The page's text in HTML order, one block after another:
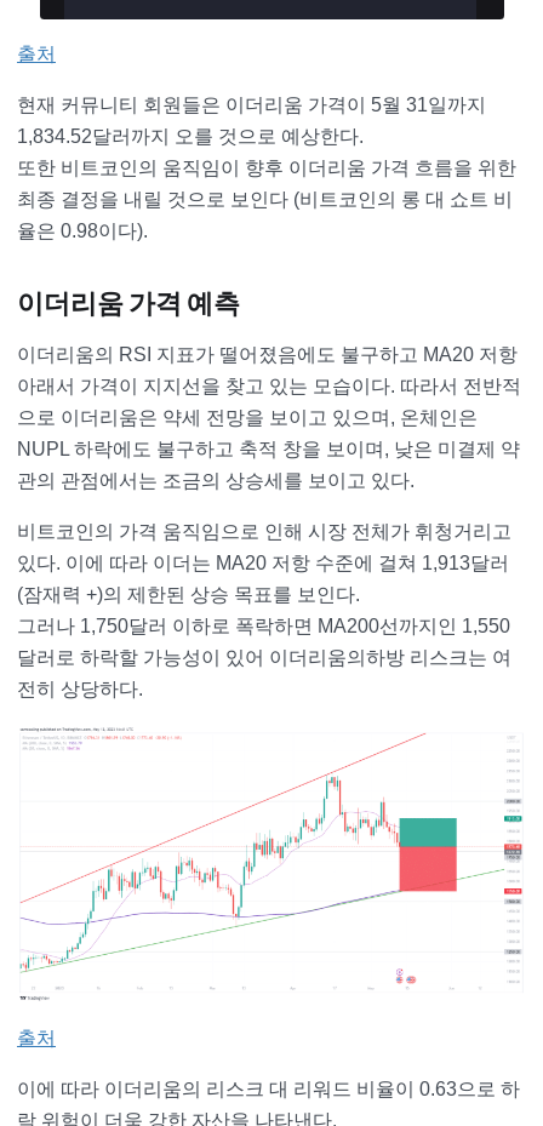
출처
현재 커뮤니티 회원들은 이더리움 가격이 5월 31일까지
1,834.52달러까지 오를 것으로 예상한다.
또한 비트코인의 움직임이 향후 이더리움 가격 흐름을 위한
최종 결정을 내릴 것으로 보인다 (비트코인의 롱 대 쇼트 비
율은 0.98이다).
이더리움 가격 예측
이더리움의 RSI 지표가 떨어졌음에도 불구하고 MA20 저항
아래서 가격이 지지선을 찾고 있는 모습이다. 따라서 전반적
으로 이더리움은 약세 전망을 보이고 있으며, 온체인은
NUPL 하락에도 불구하고 축적 창을 보이며, 낮은 미결제 약
관의 관점에서는 조금의 상승세를 보이고 있다.
비트코인의 가격 움직임으로 인해 시장 전체가 휘청거리고
있다. 이에 따라 이더는 MA20 저항 수준에 걸쳐 1,913달러
(잠재력 +)의 제한된 상승 목표를 보인다.
그러나 1,750달러 이하로 폭락하면 MA200선까지인 1,550
달러로 하락할 가능성이 있어 이더리움의하방 리스크는 여
전히 상당하다.
출처
이에 따라 이더리움의 리스크 대 리워드 비율이 0.63으로 하
락 위험이 더욱 강한 자산을 나타낸다.